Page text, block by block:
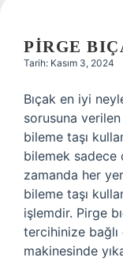
PIRGE
Tarih: Kasım 3, 2024
Bıçak en iyi
sorusuna
bileme taşı
bilemek sadece
zamanda her
bileme taşı
işlemdir. Pirge
tercihinize bağlı
makinesinde